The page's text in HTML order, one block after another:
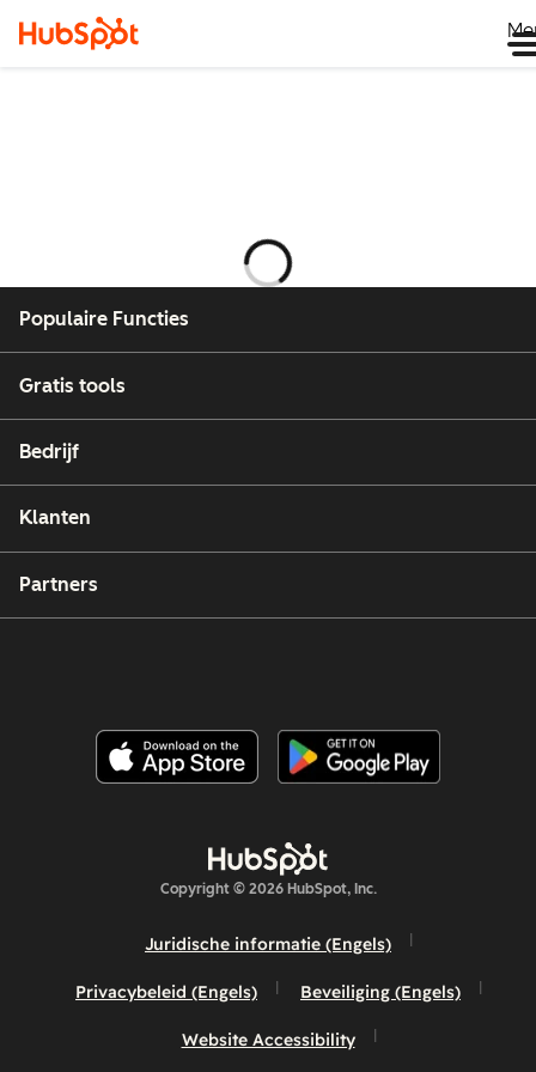
Wordt
geladen
Populaire Functies
Gratis tools
Bedrijf
Klanten
Partners
Copyright © 2026 HubSpot, Inc.
Juridische informatie (Engels)
Privacybeleid (Engels) Beveiliging (Engels)
Website Accessibility